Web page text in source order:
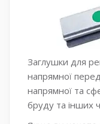
Заглушки для
напрямної
напрямної та
бруду та інших